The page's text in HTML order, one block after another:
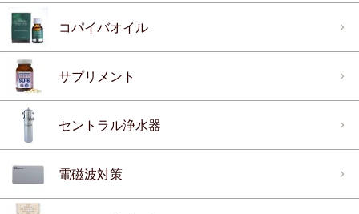
コパイバオイル
サプリメント
セントラル浄水器
電磁波対策